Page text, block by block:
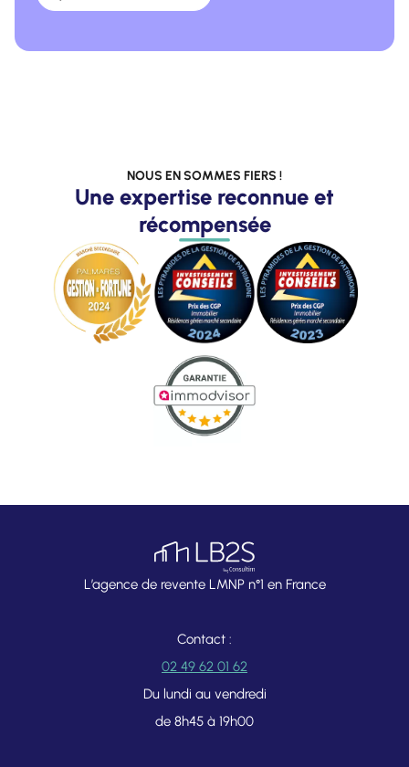
NOUS EN SOMMES FIERS !
Une expertise reconnue et
récompensée
L’agence de revente LMNP n°1 en France
Contact :
02 49 62 01 62
Du lundi au vendredi
de 8h45 à 19h00